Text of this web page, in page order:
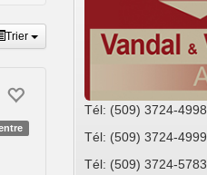
Trier
Tél: (509) 3724-4998
Tél: (509) 3724-4999
Tél: (509) 3724-5783